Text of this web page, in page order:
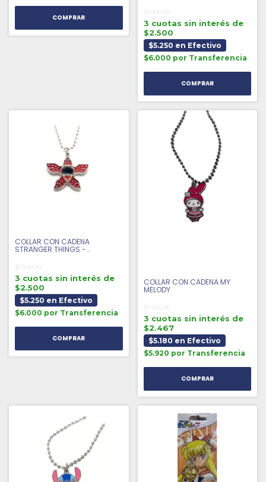
$7.500,00
3 cuotas sin interés de
$2.500
$5.250 en Efectivo
$6.000 por Transferencia
COLLAR CON CADENA
STRANGER THINGS -
$7.500,00
3 cuotas sin interés de
$2.500
$5.250 en Efectivo
$6.000 por Transferencia
COLLAR CON CADENA MY
MELODY
$7.400,00
3 cuotas sin interés de
$2.467
$5.180 en Efectivo
$5.920 por Transferencia